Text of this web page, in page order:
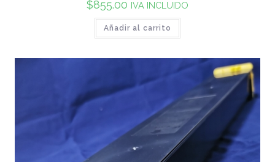
$855.00 IVA INCLUIDO
Añadir al carrito